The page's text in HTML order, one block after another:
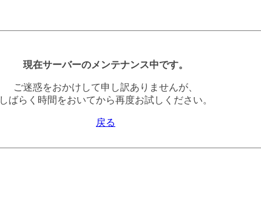
現在サーバーのメンテナンス中です。
ご迷惑をおかけして申し訳ありませんが、
しばらく時間をおいてから再度お試しください。
戻る